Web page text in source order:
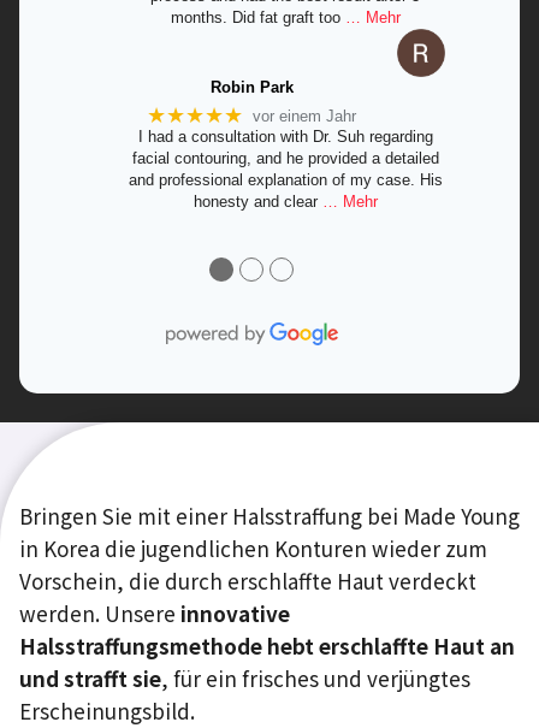
months. Did fat graft too … Mehr
Robin Park
★★★★★ vor einem Jahr
I had a consultation with Dr. Suh regarding
facial contouring, and he provided a detailed
and professional explanation of my case. His
honesty and clear … Mehr
●●●
Bringen Sie mit einer Halsstraffung bei Made Young
in Korea die jugendlichen Konturen wieder zum
Vorschein, die durch erschlaffte Haut verdeckt
werden. Unsere innovative
Halsstraffungsmethode hebt erschlaffte Haut an
und strafft sie, für ein frisches und verjüngtes
Erscheinungsbild.